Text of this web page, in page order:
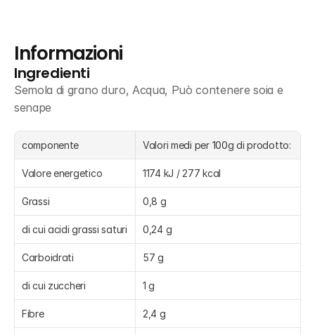
Informazioni
Ingredienti
Semola di grano duro, Acqua, Può contenere soia e
senape
componente Valori medi per 100g di prodotto:
Valore energetico 1174 kJ / 277 kcal
Grassi 0,8 g
di cui acidi grassi saturi 0,24 g
Carboidrati 57 g
di cui zuccheri 1 g
Fibre 2,4 g